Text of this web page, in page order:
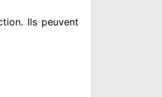
Ils peuvent